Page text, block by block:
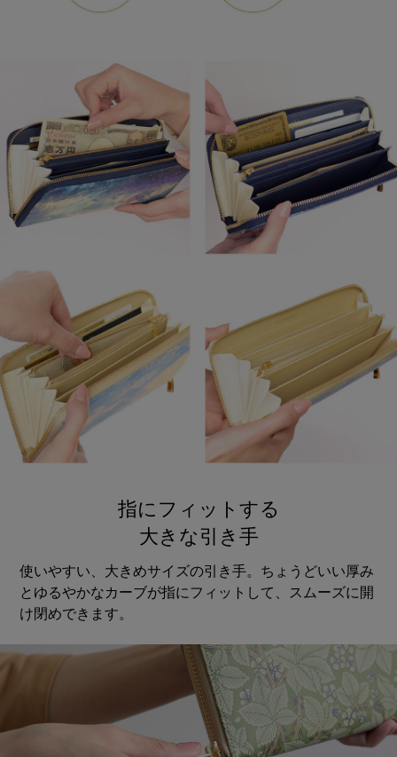
指にフィットする
大きな引き手
使いやすい、大きめサイズの引き手。ちょうどいい厚み
とゆるやかなカーブが指にフィットして、スムーズに開
け閉めできます。